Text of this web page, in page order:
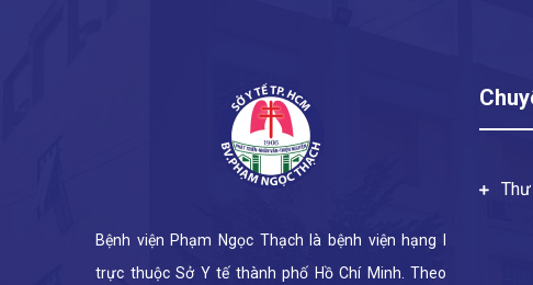
Bệnh viện Phạm Ngọc Thạch là bệnh viện hạng I
trực thuộc Sở Y tế thành phố Hồ Chí Minh. Theo